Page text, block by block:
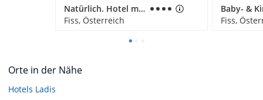
Natürlich. Hotel mit Charakter
Fiss, Österreich
Fiss,
Orte in der Nähe
Hotels Ladis